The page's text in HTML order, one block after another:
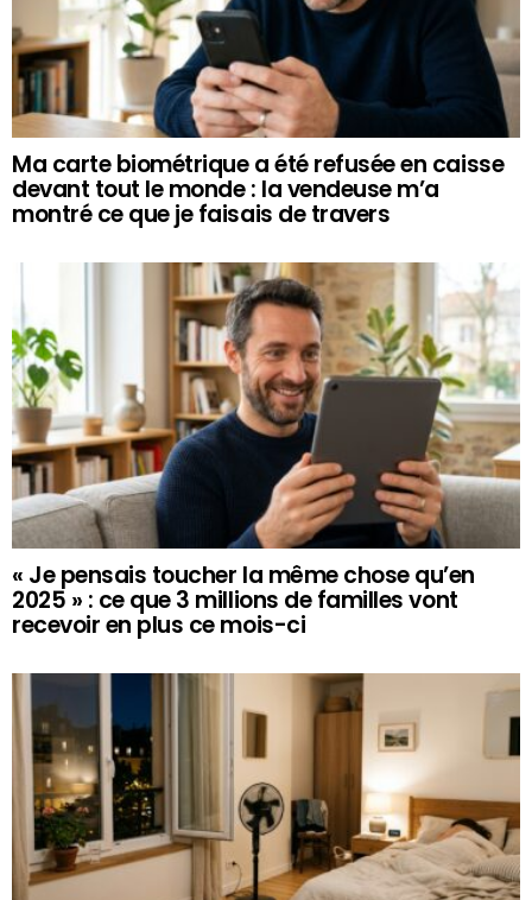
Ma carte biométrique a été refusée en caisse
devant tout le monde : la vendeuse m’a
montré ce que je faisais de travers
« Je pensais toucher la même chose qu’en
2025 » : ce que 3 millions de familles vont
recevoir en plus ce mois-ci